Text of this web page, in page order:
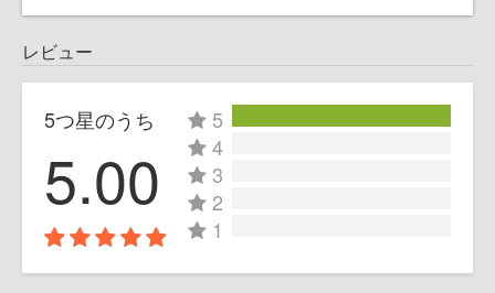
レビュー
5つ星のうち
5.00
5
4
3
2
1